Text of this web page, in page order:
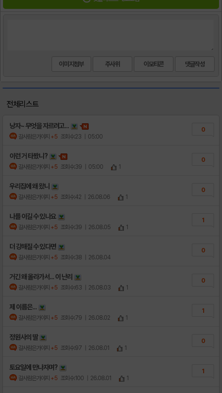
이미지첨부 주사위 이모티콘
전체리스트
낭자~ 무엇을 자르려고...
갈사람은가야지 +5 조회수:23 | 05:00
0
이런 거 타봤니?
갈사람은가야지 +5 조회수:39 | 05:00 1
0
우리집에 왜 왔니
갈사람은가야지 +5 조회수:42 | 26.08.06 1
0
나를 이길 수 있나요
갈사람은가야지 +5 조회수:39 | 26.08.05 1
1
더 강해질 수 있다면
갈사람은가야지 +5 조회수:38 | 26.08.04
0
거긴 왜 올라가서... 이 난리
갈사람은가야지 +5 조회수:63 | 26.08.03 1
0
제 이름은...
갈사람은가야지 +5 조회수:79 | 26.08.02 1
1
정원사의 딸
갈사람은가야지 +5 조회수:97 | 26.08.01 1
0
토요일에 만나자며?
갈사람은가야지 +5 조회수:100 | 26.08.01 1
1